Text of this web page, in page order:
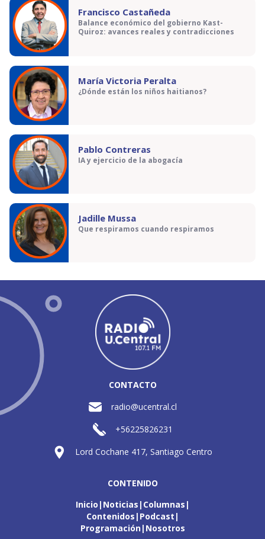
Francisco Castañeda
Balance económico del gobierno Kast-
Quiroz: avances reales y contradicciones
María Victoria Peralta
¿Dónde están los niños haitianos?
Pablo Contreras
IA y ejercicio de la abogacía
Jadille Mussa
Que respiramos cuando respiramos
CONTACTO
radio@ucentral.cl
+56225826231
Lord Cochane 417, Santiago Centro
CONTENIDO
Inicio Noticias Columnas
Contenidos Podcast
Programación Nosotros